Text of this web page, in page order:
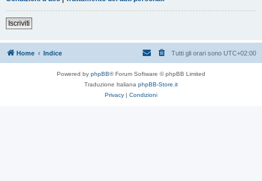
Iscriviti
Home Indice Tutti gli orari sono UTC+02:00
Powered by phpBB® Forum Software © phpBB Limited
Traduzione Italiana phpBB-Store.it
Privacy | Condizioni